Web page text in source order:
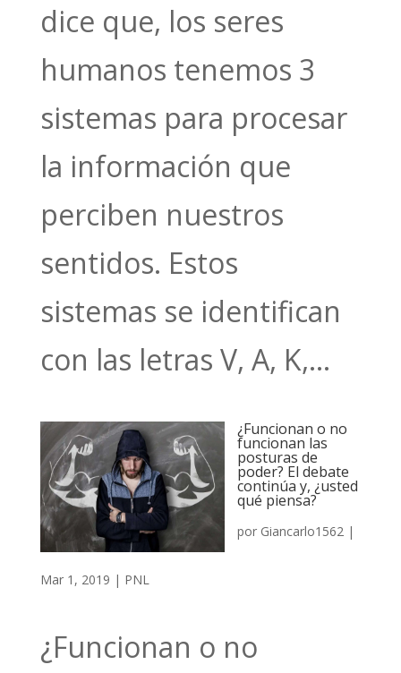
dice que, los seres
humanos tenemos 3
sistemas para procesar
la información que
perciben nuestros
sentidos. Estos
sistemas se identifican
con las letras V, A, K,...
¿Funcionan o no
funcionan las
posturas de
poder? El debate
continúa y, ¿usted
qué piensa?
por Giancarlo1562|
Mar 1, 2019 | PNL
¿Funcionan o no